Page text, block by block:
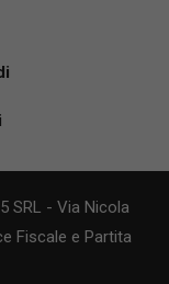
SRL - Via Nicola
Fiscale e Partita